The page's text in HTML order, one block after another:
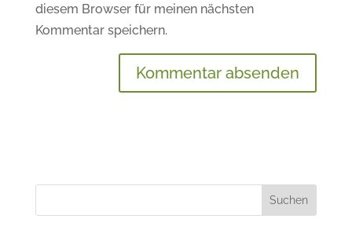
diesem Browser für meinen nächsten
Kommentar speichern.
Suchen